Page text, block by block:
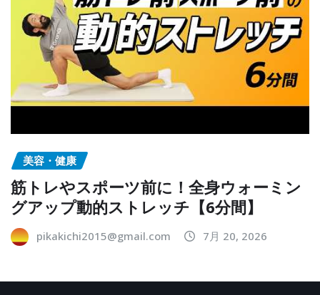
美容・健康
筋トレやスポーツ前に！全身ウォーミン
グアップ動的ストレッチ【6分間】
pikakichi2015@gmail.com 7月 20, 2026